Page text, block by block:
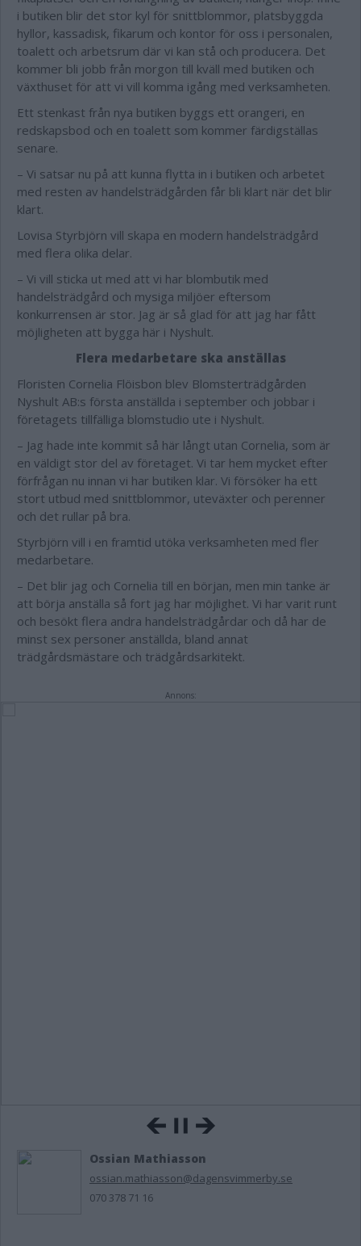
i butiken blir det stor kyl för snittblommor, platsbyggda
hyllor, kassadisk, fikarum och kontor för oss i personalen,
toalett och arbetsrum där vi kan stå och producera. Det
kommer bli jobb från morgon till kväll med butiken och
växthuset för att vi vill komma igång med verksamheten.
Ett stenkast från nya butiken byggs ett orangeri, en
redskapsbod och en toalett som kommer färdigställas
senare.
– Vi satsar nu på att kunna flytta in i butiken och arbetet
med resten av handelsträdgården får bli klart när det blir
klart.
Lovisa Styrbjörn vill skapa en modern handelsträdgård
med flera olika delar.
– Vi vill sticka ut med att vi har blombutik med
handelsträdgård och mysiga miljöer eftersom
konkurrensen är stor. Jag är så glad för att jag har fått
möjligheten att bygga här i Nyshult.
Flera medarbetare ska anställas
Floristen Cornelia Flöisbon blev Blomsterträdgården
Nyshult AB:s första anställda i september och jobbar i
företagets tillfälliga blomstudio ute i Nyshult.
– Jag hade inte kommit så här långt utan Cornelia, som är
en väldigt stor del av företaget. Vi tar hem mycket efter
förfrågan nu innan vi har butiken klar. Vi försöker ha ett
stort utbud med snittblommor, uteväxter och perenner
och det rullar på bra.
Styrbjörn vill i en framtid utöka verksamheten med fler
medarbetare.
– Det blir jag och Cornelia till en början, men min tanke är
att börja anställa så fort jag har möjlighet. Vi har varit runt
och besökt flera andra handelsträdgårdar och då har de
minst sex personer anställda, bland annat
trädgårdsmästare och trädgårdsarkitekt.
Annons:
Ossian Mathiasson
ossian.mathiasson@dagensvimmerby.se
070 378 71 16